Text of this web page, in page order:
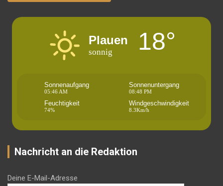
Plauen
sonnig 18°
Sonnenaufgang
05:46 AM
Sonnenuntergang
08:48 PM
Feuchtigkeit
74%
Windgeschwindigkeit
8.3Km/h
Nachricht an die Redaktion
Deine E-Mail-Adresse